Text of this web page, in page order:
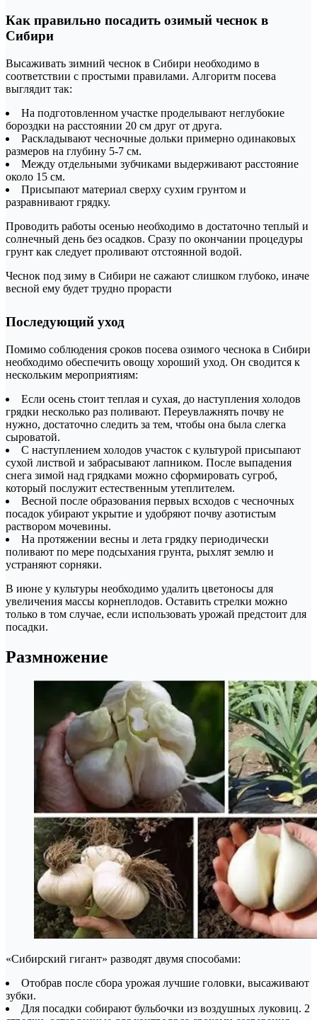
Как правильно посадить озимый чеснок в
Сибири
Высаживать зимний чеснок в Сибири необходимо в
соответствии с простыми правилами. Алгоритм посева
выглядит так:
На подготовленном участке проделывают неглубокие
бороздки на расстоянии 20 см друг от друга.
Раскладывают чесночные дольки примерно одинаковых
размеров на глубину 5-7 см.
Между отдельными зубчиками выдерживают расстояние
около 15 см.
Присыпают материал сверху сухим грунтом и
разравнивают грядку.
Проводить работы осенью необходимо в достаточно теплый и
солнечный день без осадков. Сразу по окончании процедуры
грунт как следует проливают отстоянной водой.
Чеснок под зиму в Сибири не сажают слишком глубоко, иначе
весной ему будет трудно прорасти
Последующий уход
Помимо соблюдения сроков посева озимого чеснока в Сибири
необходимо обеспечить овощу хороший уход. Он сводится к
нескольким мероприятиям:
Если осень стоит теплая и сухая, до наступления холодов
грядки несколько раз поливают. Переувлажнять почву не
нужно, достаточно следить за тем, чтобы она была слегка
сыроватой.
С наступлением холодов участок с культурой присыпают
сухой листвой и забрасывают лапником. После выпадения
снега зимой над грядками можно сформировать сугроб,
который послужит естественным утеплителем.
Весной после образования первых всходов с чесночных
посадок убирают укрытие и удобряют почву азотистым
раствором мочевины.
На протяжении весны и лета грядку периодически
поливают по мере подсыхания грунта, рыхлят землю и
устраняют сорняки.
В июне у культуры необходимо удалить цветоносы для
увеличения массы корнеплодов. Оставить стрелки можно
только в том случае, если использовать урожай предстоит для
посадки.
Размножение
«Сибирский гигант» разводят двумя способами:
Отобрав после сбора урожая лучшие головки, высаживают
зубки.
Для посадки собирают бульбочки из воздушных луковиц. 2